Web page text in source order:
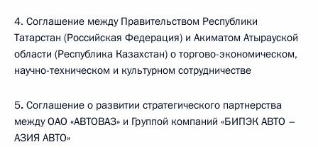
4. Соглашение между Правительством Республики
Татарстан (Российская Федерация) и Акиматом Атырауской
области (Республика Казахстан) о торгово-экономическом,
научно-техническом и культурном сотрудничестве
5. Соглашение о развитии стратегического партнерства
между ОАО «АВТОВАЗ» и Группой компаний «БИПЭК АВТО –
АЗИЯ АВТО»